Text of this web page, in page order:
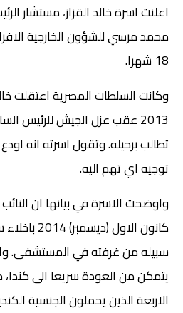
اعلنت اسرة خالد القزاز، مستشار
محمد مرسي للشؤون الخارجية
18 شهرا.
2013 عقب عزل الجيش للرئيس
تطالب برحيله. وتقول اسرته انه
توجيه اي تهم اليه.
كانون
سبيله من غرفته في المستشفى.
يتمكن من العودة سريعا الى كندا،
الاربعة الذين يحملون الجنسية